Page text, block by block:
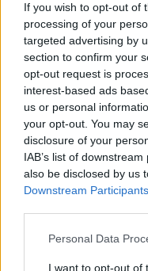
If you wish to opt-out of
processing of your
targeted advertising by
section to confirm your
opt-out request is
interest-based ads
us or personal
your opt-out. You may
disclosure of your
IAB’s list of
also be disclosed by us
Downstream Participants
Please note that this
not limited to your visit
Personal Data
I want to opt-out of